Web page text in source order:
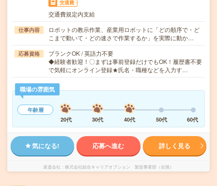
交通費
交通費規定内支給
仕事内容
ロボットの教示作業、産業用ロボットに「どの順序で・ど
こまで動いて・どの速さで作業するか」を実際に動か…
応募資格
ブランクOK / 英語力不要
◆経験者歓迎！〇まずは事前登録だけでもOK！履歴書不要
で気軽にオンライン登録★氏名・職種などを入力す…
職場の雰囲気
年齢層
20代
30代 40代 50代 60代
気になる! 応募へ進む 詳しく見る
派遣会社 株式会社綜合キャリアオプション 製造事業部（全国）